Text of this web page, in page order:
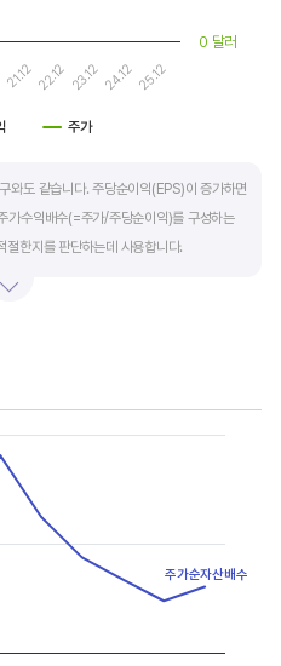
토하고, 역사적인 최고점 수준에 있다면
유의해야 합니다.
주가
21.12 22.12 23.12 24.12 25.12
0 달러
와도 같습니다. 주당순이익(EPS)이 증가하면
가수익배수(=주가/주당순이익)를 구성하는
한지를 판단하는데 사용합니다.
하락
주가가 급락하면 좋은 매수 기회가 됩니다.
유용합니다.
categories.
values. Data ranges from
주가순자산배수